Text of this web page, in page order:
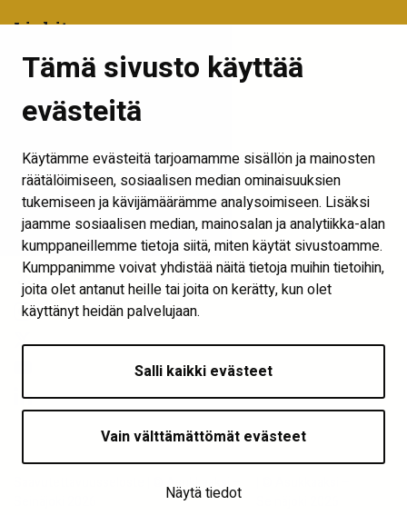
Tämä sivusto käyttää
evästeitä
Käytämme evästeitä tarjoamamme sisällön ja mainosten
räätälöimiseen, sosiaalisen median ominaisuuksien
tukemiseen ja kävijämäärämme analysoimiseen. Lisäksi
jaamme sosiaalisen median, mainosalan ja analytiikka-alan
kumppaneillemme tietoja siitä, miten käytät sivustoamme.
Kumppanimme voivat yhdistää näitä tietoja muihin tietoihin,
joita olet antanut heille tai joita on kerätty, kun olet
käyttänyt heidän palvelujaan.
Salli kaikki evästeet
Vain välttämättömät evästeet
Näytä tiedot
Linkit
Tilaa uutiskirje
Seinäjoen kaupunki
Visit Seinäjoki
Näytä evästeasetukset
Seuraa meitä
Saavutettavuusseloste | © Asukkaaksi –